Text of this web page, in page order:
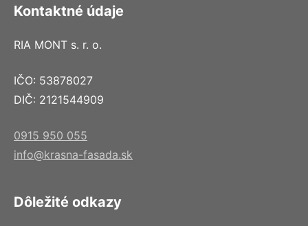
Kontaktné údaje
RIA MONT s. r. o.
IČO: 53878027
DIČ: 2121544909
0915 950 055
info@krasna-fasada.sk
Dôležité odkazy